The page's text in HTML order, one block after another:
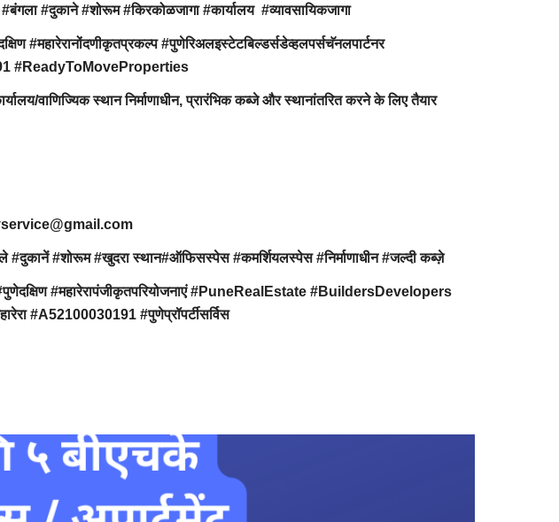
#दुकाने #शोरूम #किरकोळजागा #कार्यालय #व्यावसायिकजागा
#महारेरानोंदणीकृतप्रकल्प #पुणेरिअलइस्टेटबिल्डर्सडेव्हलपर्सचॅनलपार्टनर
#ReadyToMoveProperties
वाणिज्यिक स्थान निर्माणाधीन, प्रारंभिक कब्जे और स्थानांतरित करने के लिए तैयार
#शोरूम #खुदरा स्थान#ऑफिसस्पेस #कमर्शियलस्पेस #निर्माणाधीन #जल्दी कब्ज़े
#महारेरापंजीकृतपरियोजनाएं #PuneRealEstate #BuildersDevelopers
#A52100030191 #पुणेप्रॉपर्टीसर्विस